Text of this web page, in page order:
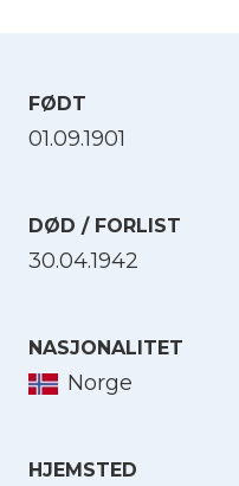
FØDT
01.09.1901
DØD / FORLIST
30.04.1942
NASJONALITET
Norge
HJEMSTED